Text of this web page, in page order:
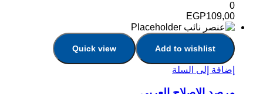
0
EGP109,00
Add to wishlist
Quick view
إضافة إلى السلة